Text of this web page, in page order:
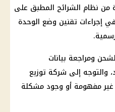
من نظام الشرائح المطبق على
في إجراءات تقنين وضع الوحدة
ومراجعة بيانات
والتوجه إلى شركة توزيع
غير مفهومة أو وجود مشكلة